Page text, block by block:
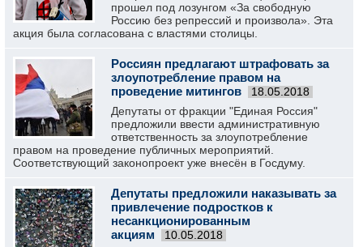
прошел под лозунгом «За свободную
Россию без репрессий и произвола». Эта
акция была согласована с властями столицы.
Россиян предлагают штрафовать за
злоупотребление правом на
проведение митингов
18.05.2018
Депутаты от фракции "Единая Россия"
предложили ввести административную
ответственность за злоупотребление
правом на проведение публичных мероприятий.
Соответствующий законопроект уже внесён в Госдуму.
Депутаты предложили наказывать за
привлечение подростков к
несанкционированным
акциям
10.05.2018